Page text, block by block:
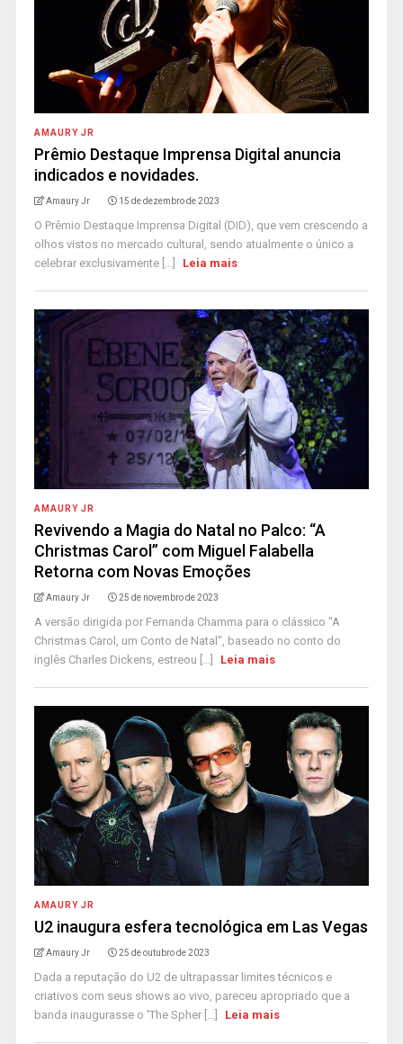
AMAURY JR
Prêmio Destaque Imprensa Digital anuncia
indicados e novidades.
Amaury Jr 15 de dezembro de 2023
O Prêmio Destaque Imprensa Digital (DID), que vem crescendo a
olhos vistos no mercado cultural, sendo atualmente o único a
celebrar exclusivamente [...]
Leia mais
AMAURY JR
Revivendo a Magia do Natal no Palco: “A
Christmas Carol” com Miguel Falabella
Retorna com Novas Emoções
Amaury Jr 25 de novembro de 2023
A versão dirigida por Fernanda Chamma para o clássico "A
Christmas Carol, um Conto de Natal", baseado no conto do
inglês Charles Dickens, estreou [...]
Leia mais
AMAURY JR
U2 inaugura esfera tecnológica em Las Vegas
Amaury Jr 25 de outubro de 2023
Dada a reputação do U2 de ultrapassar limites técnicos e
criativos com seus shows ao vivo, pareceu apropriado que a
banda inaugurasse o 'The Spher [...]
Leia mais